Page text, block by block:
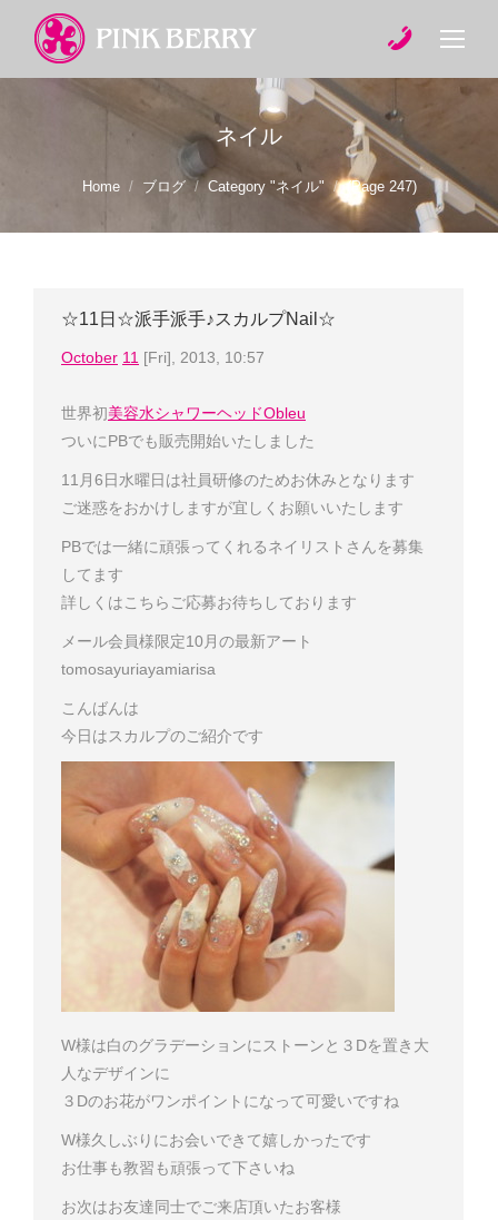
ネイル
You are here:
Home ブログ Category "ネイル" (Page 247)
☆11日☆派手派手♪スカルプNail☆
October 11 [Fri], 2013, 10:57
世界初美容水シャワーヘッドObleu
ついにPBでも販売開始いたしました
11月6日水曜日は社員研修のためお休みとなります
ご迷惑をおかけしますが宜しくお願いいたします
PBでは一緒に頑張ってくれるネイリストさんを募集
してます
詳しくはこちら ご応募お待ちしております
メール会員様限定10月の最新アート
tomosayuriayamiarisa
こんばんは
今日はスカルプのご紹介です
W様は白のグラデーションにストーンと３Dを置き大
人なデザインに
３Dのお花がワンポイントになって可愛いですね
W様久しぶりにお会いできて嬉しかったです
お仕事も教習も頑張って下さいね
お次はお友達同士でご来店頂いたお客様